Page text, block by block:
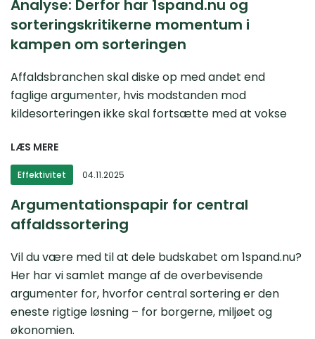
Analyse: Derfor har 1spand.nu og
sorteringskritikerne momentum i
kampen om sorteringen
Affaldsbranchen skal diske op med andet end
faglige argumenter, hvis modstanden mod
kildesorteringen ikke skal fortsætte med at vokse
LÆS MERE
Effektivitet 04.11.2025
Argumentationspapir for central
affaldssortering
Vil du være med til at dele budskabet om 1spand.nu?
Her har vi samlet mange af de overbevisende
argumenter for, hvorfor central sortering er den
eneste rigtige løsning – for borgerne, miljøet og
økonomien.